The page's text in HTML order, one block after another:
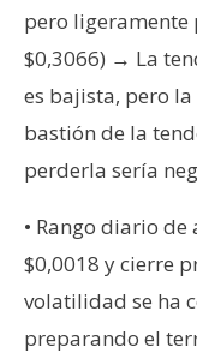
pero ligeramente
$0,3066) → La
es bajista, pero
bastión de la
perderla sería
• Rango diario de
$0,0018 y cierre
volatilidad se ha
preparando el